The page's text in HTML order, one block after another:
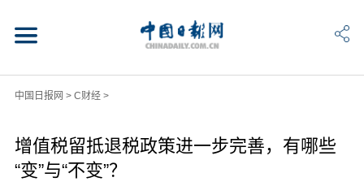
中国日报网 > C财经>
增值税留抵退税政策进一步完善，有哪些
“变”与“不变”？